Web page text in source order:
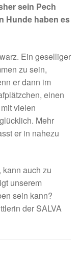
sein Pech
Hunde haben es
Ein geselliger
zu sein,
er dann im
einen
vielen
Mehr
er in nahezu
auch zu
unserem
sein kann?
der SALVA